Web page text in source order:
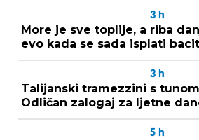
3 h
More je sve toplije, a riba
evo kada se sada isplati
3 h
Talijanski tramezzini s
Odličan zalogaj za ljetne
5 h